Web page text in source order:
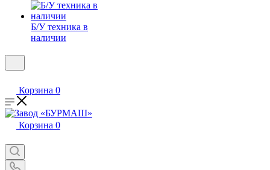
Б/У техника в
наличии
Корзина 0
Корзина 0